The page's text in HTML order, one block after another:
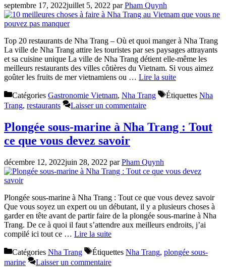
septembre 17, 2022juillet 5, 2022 parPham Quynh
Top 20 restaurants de Nha Trang – Où et quoi manger à Nha Trang
La ville de Nha Trang attire les touristes par ses paysages attrayants
et sa cuisine unique La ville de Nha Trang détient elle-même les
meilleurs restaurants des villes côtières du Vietnam. Si vous aimez
goûter les fruits de mer vietnamiens ou … Lire la suite
Catégories Gastronomie Vietnam, Nha Trang Étiquettes Nha
Trang, restaurants Laisser un commentaire
Plongée sous-marine à Nha Trang : Tout
ce que vous devez savoir
décembre 12, 2022juin 28, 2022 parPham Quynh
Plongée sous-marine à Nha Trang : Tout ce que vous devez savoir
Que vous soyez un expert ou un débutant, il y a plusieurs choses à
garder en tête avant de partir faire de la plongée sous-marine à Nha
Trang. De ce à quoi il faut s’attendre aux meilleurs endroits, j’ai
compilé ici tout ce … Lire la suite
Catégories Nha Trang Étiquettes Nha Trang, plongée sous-
marine
Laisser un commentaire